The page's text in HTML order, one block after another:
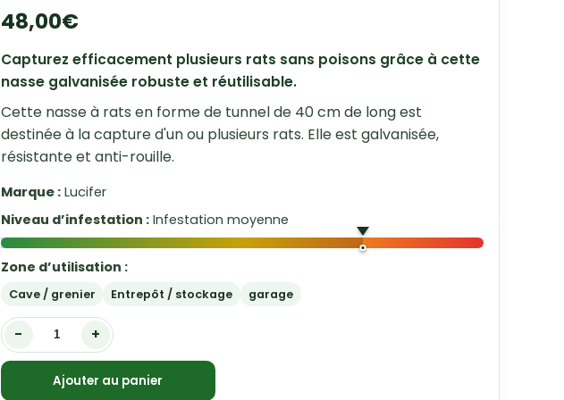
48,00€
Capturez efficacement plusieurs rats sans poisons grâce à cette
nasse galvanisée robuste et réutilisable.
Cette nasse à rats en forme de tunnel de 40 cm de long est
destinée à la capture d'un ou plusieurs rats. Elle est galvanisée,
résistante et anti-rouille.
Marque :Lucifer
Niveau d’infestation :Infestation moyenne
Zone d’utilisation :
Cave / grenier Entrepôt / stockage garage
- +
Ajouter au panier